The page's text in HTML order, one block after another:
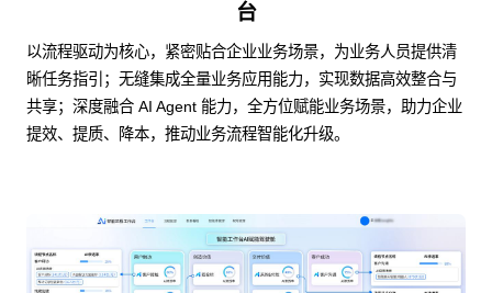
台
以流程驱动为核心，紧密贴合企业业务场景，为业务人员提供清
晰任务指引；无缝集成全量业务应用能力，实现数据高效整合与
共享；深度融合 AI Agent 能力，全方位赋能业务场景，助力企业
提效、提质、降本，推动业务流程智能化升级。